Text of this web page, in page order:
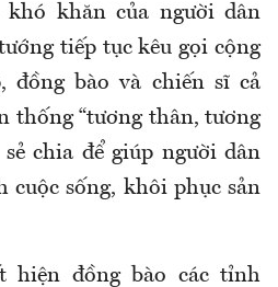
khăn của người dân
tiếp tục kêu gọi cộng
đồng bào và chiến sĩ cả
thống “tương thân, tương
chia để giúp người dân
cuộc sống, khôi phục sản
hiện đồng bào các tỉnh